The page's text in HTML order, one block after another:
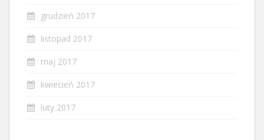
grudzień 2017
listopad 2017
maj 2017
kwiecień 2017
luty 2017